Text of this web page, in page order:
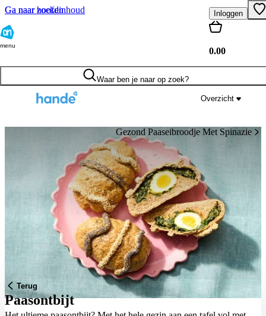
Ga naar hoofdinhoud
Ga naar zoeken
menu
Inloggen
0.00
Waar ben je naar op zoek?
Overzicht
Gezond Paaseibroodje Met Spinazie
Terug
Paasontbijt